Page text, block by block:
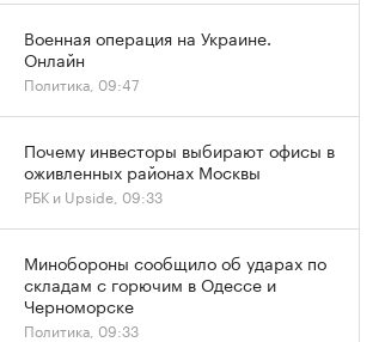
Военная операция на Украине.
Онлайн
Политика, 09:47
Почему инвесторы выбирают офисы в
оживленных районах Москвы
РБК и Upside, 09:33
Минобороны сообщило об ударах по
складам с горючим в Одессе и
Черноморске
Политика, 09:33